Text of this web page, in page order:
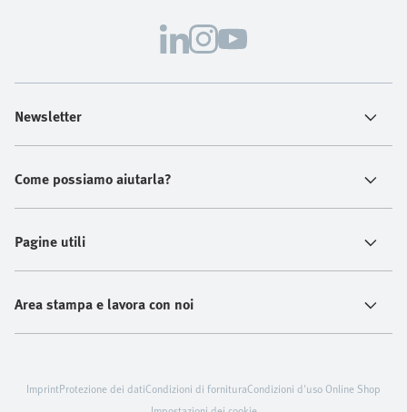
Newsletter
Come possiamo aiutarla?
Pagine utili
Area stampa e lavora con noi
ImprintProtezione dei datiCondizioni di fornituraCondizioni d'uso Online Shop